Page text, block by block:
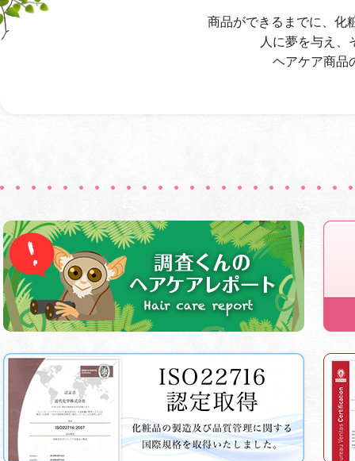
商品ができるまでに、化
人に夢を与え、
ヘアケア商品